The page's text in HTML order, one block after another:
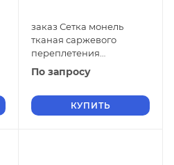
заказ Сетка монель
тканая саржевого
переплетения
двусторонняя
фильтровая 1х0,16 мм
ячейки
По запросу
КУПИТЬ